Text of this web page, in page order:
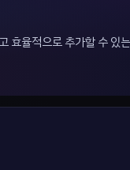
율적으로 추가할 수 있